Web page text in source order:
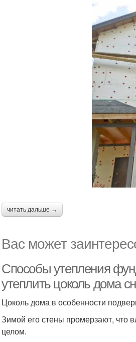
читать дальше →
Вас может
Способы утепления
утеплить цоколь дома
Цоколь дома в особенности
Зимой его стены промерзают, что
целом.